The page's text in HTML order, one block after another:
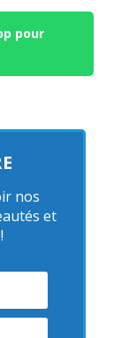
pour
nos
et